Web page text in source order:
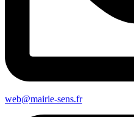
web@mairie-sens.fr